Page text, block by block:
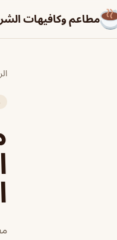
مطاعم وكافيهات